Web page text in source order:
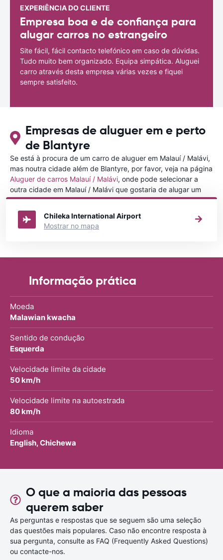
EXPERIÊNCIA DO CLIENTE
Empresa boa e de confiança para
alugar carros no estrangeiro
Site fácil, fácil contacto telefónico em caso de dúvidas.
Tudo muito bem organizado. Equipa simpática. Aluguei
carro através desta empresa várias vezes e fiquei
sempre satisfeito.
Empresas de aluguer em e perto
de Blantyre
Se está à procura de um carro de aluguer em Malauí / Malávi,
mas noutra cidade além de Blantyre, por favor, veja na página
Aluguer de carros Malauí / Malávi, onde pode selecionar a
outra cidade em Malauí / Malávi que gostaria de alugar um
carro
Chileka International Airport
Mostrar no mapa
Informação prática
Moeda
Malawian kwacha
Sentido de condução
Esquerda
Velocidade limite da cidade
50 km/h
Velocidade limite na autoestrada
80 km/h
Idioma
English, Chichewa
O que a maioria das pessoas
querem saber
As perguntas e respostas que se seguem são uma seleção
das questões mais populares. Caso não encontre resposta à
sua pergunta, consulte as FAQ (Frequently Asked Questions)
ou contacte-nos.